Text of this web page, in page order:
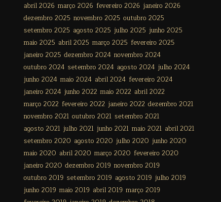
abril 2026 março 2026 fevereiro 2026 janeiro 2026
dezembro 2025 novembro 2025 outubro 2025
setembro 2025 agosto 2025 julho 2025 junho 2025
maio 2025 abril 2025 março 2025 fevereiro 2025
janeiro 2025 dezembro 2024 novembro 2024
outubro 2024 setembro 2024 agosto 2024 julho 2024
junho 2024 maio 2024 abril 2024 fevereiro 2024
janeiro 2024 junho 2022 maio 2022 abril 2022
março 2022 fevereiro 2022 janeiro 2022 dezembro 2021
novembro 2021 outubro 2021 setembro 2021
agosto 2021 julho 2021 junho 2021 maio 2021 abril 2021
setembro 2020 agosto 2020 julho 2020 junho 2020
maio 2020 abril 2020 março 2020 fevereiro 2020
janeiro 2020 dezembro 2019 novembro 2019
outubro 2019 setembro 2019 agosto 2019 julho 2019
junho 2019 maio 2019 abril 2019 março 2019